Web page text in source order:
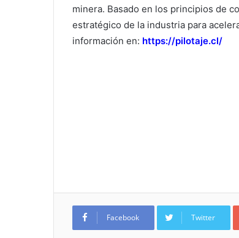
minera. Basado en los principios de
estratégico de la industria para
información en: https://pilotaje.cl/
Facebook Twitter